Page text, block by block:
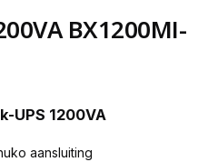
BX1200MI-
UPS 1200VA
aansluiting